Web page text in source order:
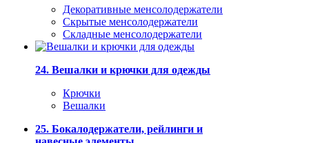
Декоративные менсолодержатели
Скрытые менсолодержатели
Складные менсолодержатели
24. Вешалки и крючки для одежды
Крючки
Вешалки
25. Бокалодержатели, рейлинги и